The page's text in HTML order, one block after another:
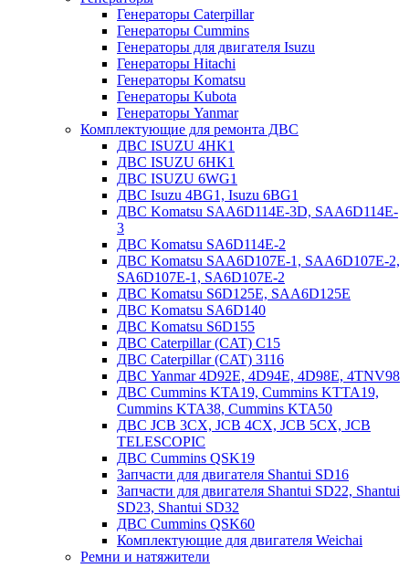
Генераторы Caterpillar
Генераторы Cummins
Генераторы для двигателя Isuzu
Генераторы Hitachi
Генераторы Komatsu
Генераторы Kubota
Генераторы Yanmar
Комплектующие для ремонта ДВС
ДВС ISUZU 4HK1
ДВС ISUZU 6HK1
ДВС ISUZU 6WG1
ДВС Isuzu 4BG1, Isuzu 6BG1
ДВС Komatsu SAA6D114E-3D, SAA6D114E-
3
ДВС Komatsu SA6D114E-2
ДВС Komatsu SAA6D107E-1, SAA6D107E-2,
SA6D107E-1, SA6D107E-2
ДВС Komatsu S6D125E, SAA6D125E
ДВС Komatsu SA6D140
ДВС Komatsu S6D155
ДВС Caterpillar (CAT) C15
ДВС Caterpillar (CAT) 3116
ДВС Yanmar 4D92E, 4D94E, 4D98E, 4TNV98
ДВС Cummins KTA19, Cummins KTTA19,
Cummins KTA38, Cummins KTA50
ДВС JCB 3CX, JCB 4CX, JCB 5CX, JCB
TELESCOPIC
ДВС Cummins QSK19
Запчасти для двигателя Shantui SD16
Запчасти для двигателя Shantui SD22, Shantui
SD23, Shantui SD32
ДВС Cummins QSK60
Комплектующие для двигателя Weichai
Ремни и натяжители